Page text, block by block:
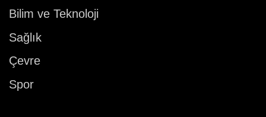
Bilim ve Teknoloji
Sağlık
Çevre
Spor